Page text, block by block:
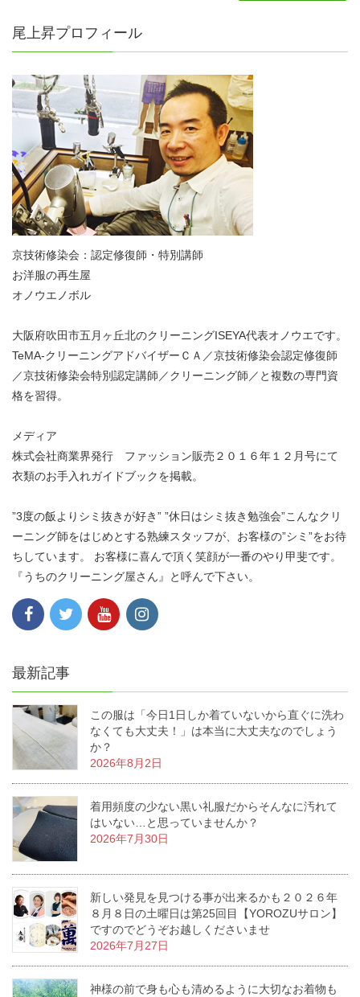
尾上昇プロフィール
京技術修染会：認定修復師・特別講師
お洋服の再生屋
オノウエノボル
大阪府吹田市五月ヶ丘北のクリーニングISEYA代表オノウエです。
TeMA-クリーニングアドバイザーＣＡ／京技術修染会認定修復師
／京技術修染会特別認定講師／クリーニング師／と複数の専門資
格を習得。
メディア
株式会社商業界発行 ファッション販売２０１６年１２月号にて
衣類のお手入れガイドブックを掲載。
”3度の飯よりシミ抜きが好き” ”休日はシミ抜き勉強会”こんなクリ
ーニング師をはじめとする熟練スタッフが、お客様の”シミ”をお待
ちしています。 お客様に喜んで頂く笑顔が一番のやり甲斐です。
『うちのクリーニング屋さん』と呼んで下さい。
最新記事
この服は「今日1日しか着ていないから直ぐに洗わ
なくても大丈夫！」は本当に大丈夫なのでしょう
か？
2026年8月2日
着用頻度の少ない黒い礼服だからそんなに汚れて
はいない…と思っていませんか？
2026年7月30日
新しい発見を見つける事が出来るかも２０２６年
８月８日の土曜日は第25回目【YOROZUサロン】
ですのでどうぞお越しくださいませ
2026年7月27日
神様の前で身も心も清めるように大切なお着物も